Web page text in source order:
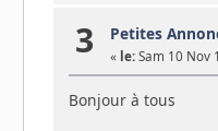
3 Petites
« le: Sam 10 Nov
Bonjour à tous